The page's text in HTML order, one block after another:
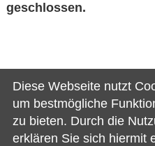
geschlossen.
Diese Webseite nutzt
um bestmögliche
zu bieten. Durch die
erklären Sie sich hiermit